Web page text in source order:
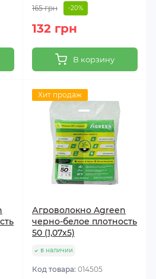
165 грн -20%
132 грн
В корзину
Хит продаж
Агроволокно Agreen
черно-белое плотность
50 (1,07х5)
в наличии
Код товара: 014505